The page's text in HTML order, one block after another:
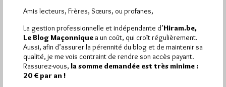
et2 926 pagesont été lues (Source : Pirsch.io)
Plus d’informations
Amis lecteurs, Frères, Sœurs, ou profanes,
La gestion professionnelle et indépendante d’Hiram.be,
Le Blog Maçonnique a un coût, qui croît régulièrement.
Aussi, afin d’assurer la pérennité du blog et de maintenir sa
qualité, je me vois contraint de rendre son accès payant.
Rassurez-vous, la somme demandée est très minime :
20 € par an !